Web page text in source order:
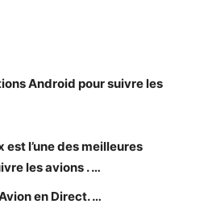
Android pour suivre les
est l’une des meilleures
les avions . …
en Direct. …